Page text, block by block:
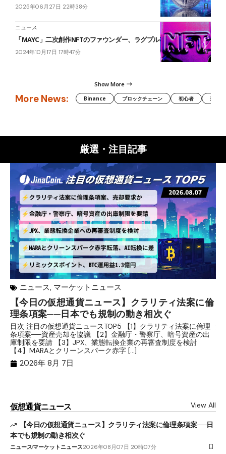
2025年06月27日 22時38分
ニュース
「MAYC」二次創作NFTのファウンダー、ラグプル容疑で逮捕
2024年10月17日 17時47分
Show More
More News: Binance ブロックチェーン 初心者 米国
厳選・注目記事
ニュース, マーケットニュース
【今日の仮想通貨ニュース】クラリティ法案に倫
理条項案──日本でも規制の動き相次ぐ
目次 注目の仮想通貨ニュースTOP5 【1】クラリティ法案に倫理
条項案──資産売却を協議 【2】金融庁・警察庁、暗号資産の出
庫制限を要請 【3】JPX、業態転換企業の再審査制度を検討
【4】MARAとクリーンスパーク赤字 […]
2026年 8月 7日
仮想通貨ニュース View All
【今日の仮想通貨ニュース】クラリティ法案に倫理条項案──日
本でも規制の動き相次ぐ
ニュースマーケットニュース2026年08月07日 20時07分